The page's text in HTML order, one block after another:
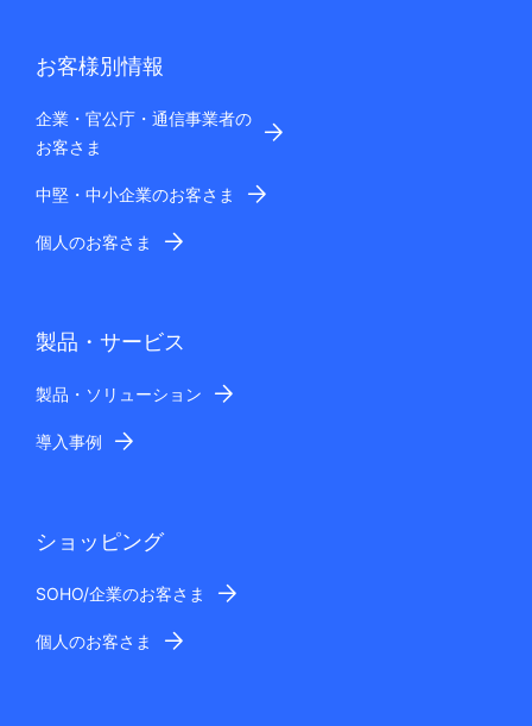
お客様別情報
企業・官公庁・通信事業者の
お客さま
中堅・中小企業のお客さま
個人のお客さま
製品・サービス
製品・ソリューション
導入事例
ショッピング
SOHO/企業のお客さま
個人のお客さま